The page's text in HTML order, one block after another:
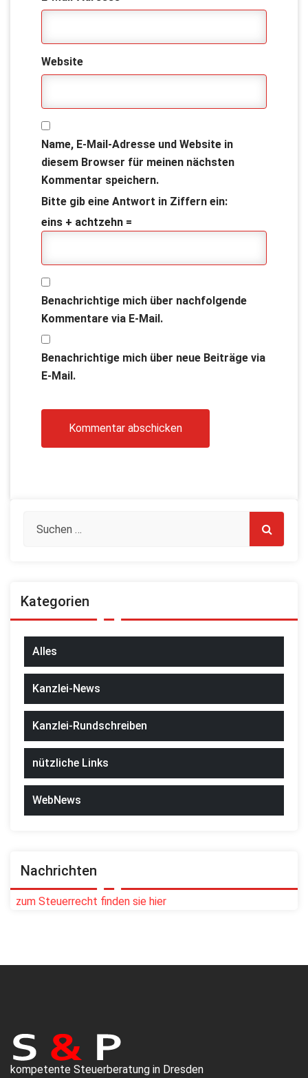
Website
Name, E-Mail-Adresse und Website in
diesem Browser für meinen nächsten
Kommentar speichern.
Bitte gib eine Antwort in Ziffern ein:
eins + achtzehn =
Benachrichtige mich über nachfolgende
Kommentare via E-Mail.
Benachrichtige mich über neue Beiträge via
E-Mail.
Kategorien
Alles
Kanzlei-News
Kanzlei-Rundschreiben
nützliche Links
WebNews
Nachrichten
zum Steuerrecht finden sie hier
kompetente Steuerberatung in Dresden